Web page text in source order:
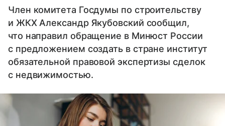
Член комитета Госдумы по строительству
и ЖКХ Александр Якубовский сообщил,
что направил обращение в Минюст России
с предложением создать в стране институт
обязательной правовой экспертизы сделок
с недвижимостью.